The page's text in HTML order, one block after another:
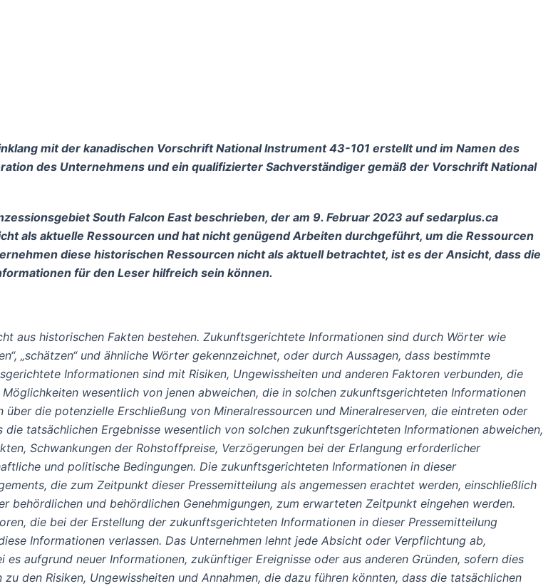
mit der kanadischen Vorschrift National Instrument 43-101 erstellt und im Namen des
des Unternehmens und ein qualifizierter Sachverständiger gemäß der Vorschrift National
South Falcon East beschrieben, der am 9. Februar 2023 auf sedarplus.ca
als aktuelle Ressourcen und hat nicht genügend Arbeiten durchgeführt, um die Ressourcen
diese historischen Ressourcen nicht als aktuell betrachtet, ist es der Ansicht, dass die
für den Leser hilfreich sein können.
aus historischen Fakten bestehen. Zukunftsgerichtete Informationen sind durch Wörter wie
„schätzen“ und ähnliche Wörter gekennzeichnet, oder durch Aussagen, dass bestimmte
Informationen sind mit Risiken, Ungewissheiten und anderen Faktoren verbunden, die
wesentlich von jenen abweichen, die in solchen zukunftsgerichteten Informationen
die potenzielle Erschließung von Mineralressourcen und Mineralreserven, die eintreten oder
tatsächlichen Ergebnisse wesentlich von solchen zukunftsgerichteten Informationen abweichen,
Schwankungen der Rohstoffpreise, Verzögerungen bei der Erlangung erforderlicher
und politische Bedingungen. Die zukunftsgerichteten Informationen in dieser
die zum Zeitpunkt dieser Pressemitteilung als angemessen erachtet werden, einschließlich
behördlichen und behördlichen Genehmigungen, zum erwarteten Zeitpunkt eingehen werden.
die bei der Erstellung der zukunftsgerichteten Informationen in dieser Pressemitteilung
Informationen verlassen. Das Unternehmen lehnt jede Absicht oder Verpflichtung ab,
aufgrund neuer Informationen, zukünftiger Ereignisse oder aus anderen Gründen, sofern dies
den Risiken, Ungewissheiten und Annahmen, die dazu führen könnten, dass die tatsächlichen